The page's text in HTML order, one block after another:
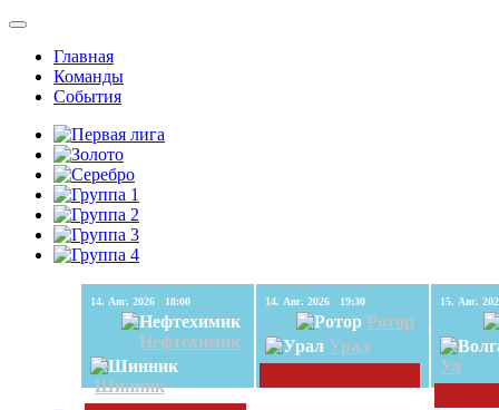
Главная
Команды
События
14. Авг. 2026 18:00
Нефтехимик
Шинник
14. Авг. 2026 19:30
Ротор
Урал
Ул